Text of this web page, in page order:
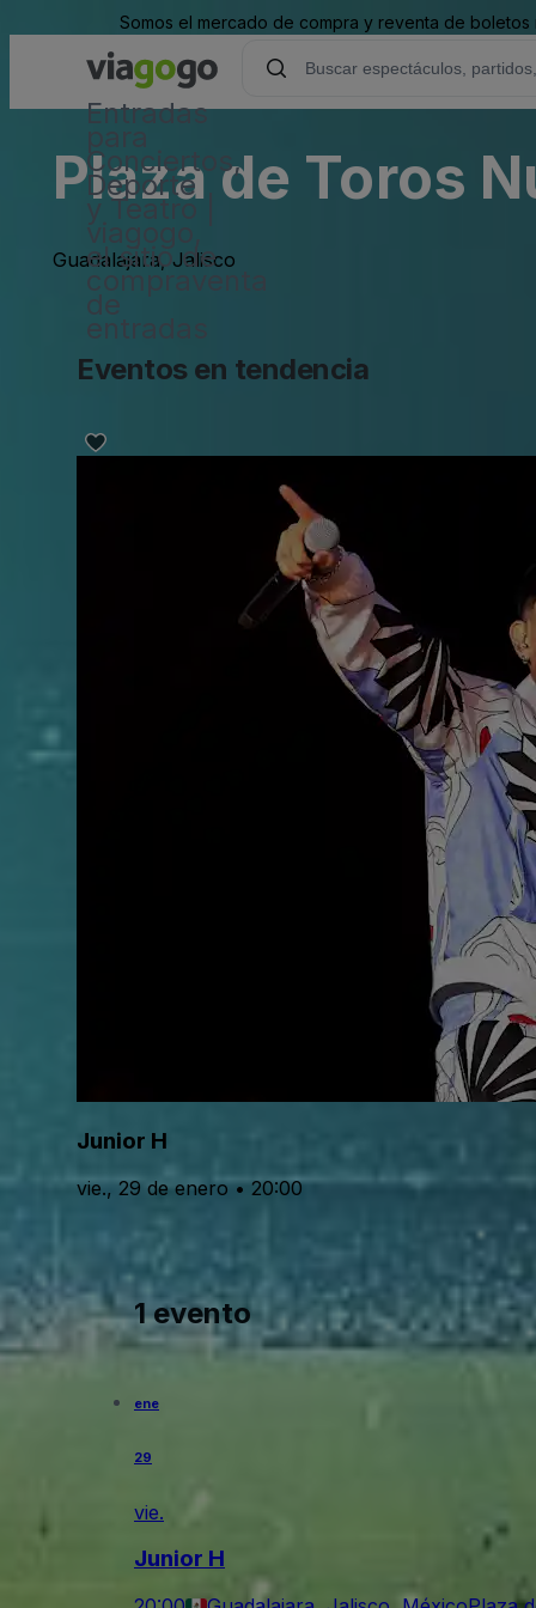
Somos el mercado de compra y reventa de
Entradas
Conciertos,
Deporte
y Teatro |
el sitio de
compraventa
Plaza de Toros
Guadalajara, Jalisco
Eventos en tendencia
Junior H
vie., 29 de enero • 20:00
1 evento
ene
29
vie.
Junior H